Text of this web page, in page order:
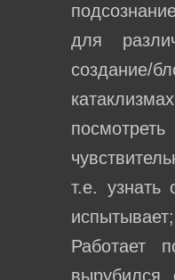
для
т.е.
Работает
вырубился,